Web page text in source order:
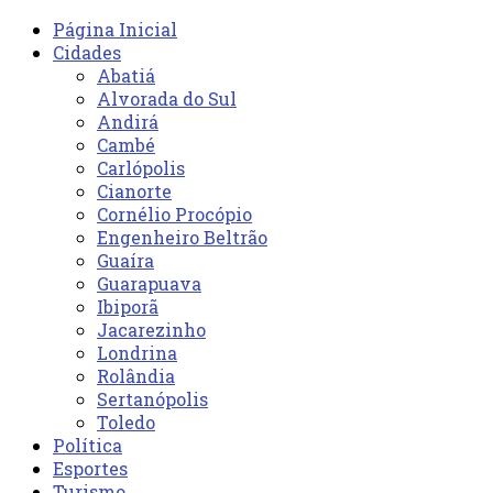
Página Inicial
Cidades
Abatiá
Alvorada do Sul
Andirá
Cambé
Carlópolis
Cianorte
Cornélio Procópio
Engenheiro Beltrão
Guaíra
Guarapuava
Ibiporã
Jacarezinho
Londrina
Rolândia
Sertanópolis
Toledo
Política
Esportes